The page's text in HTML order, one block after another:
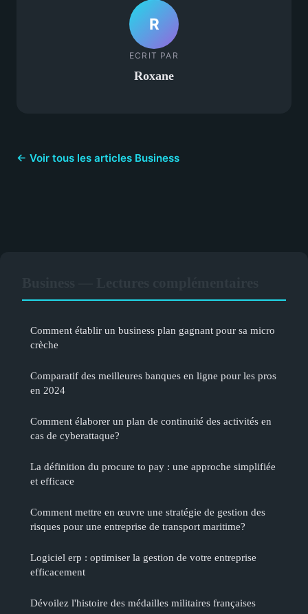
R
ECRIT PAR
Roxane
← Voir tous les articles Business
Comment établir un business plan gagnant pour sa micro
crèche
Comparatif des meilleures banques en ligne pour les pros
en 2024
Comment élaborer un plan de continuité des activités en
cas de cyberattaque?
La définition du procure to pay : une approche simplifiée
et efficace
Comment mettre en œuvre une stratégie de gestion des
risques pour une entreprise de transport maritime?
Logiciel erp : optimiser la gestion de votre entreprise
efficacement
Dévoilez l'histoire des médailles militaires françaises